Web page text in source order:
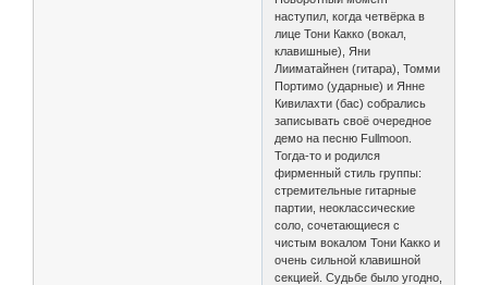
наступил, когда четвёрка в
лице Тони Какко (вокал,
клавишные), Яни
Лииматайнен (гитара), Томми
Портимо (ударные) и Янне
Кивилахти (бас) собрались
записывать своё очередное
демо на песню Fullmoon.
Тогда-то и родился
фирменный стиль группы:
стремительные гитарные
партии, неоклассические
соло, сочетающиеся с
чистым вокалом Тони Какко и
очень сильной клавишной
секцией. Судьбе было угодно,